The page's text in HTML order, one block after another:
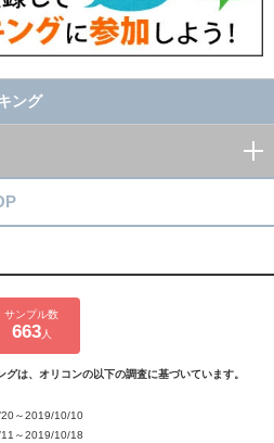
ング
サンプル数
663人
は、オリコンの以下の調査に基づいています。
～2019/10/10
～2019/10/18